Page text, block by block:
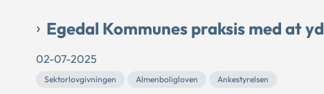
Egedal Kommunes praksis med at
02-07-2025
Sektorlovgivningen Almenboligloven Ankestyrelsen